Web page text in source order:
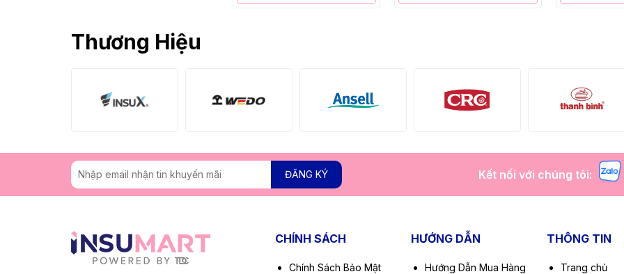
Thương Hiệu
ĐĂNG KÝ Kết nối với chúng tôi:
CHÍNH SÁCH
Chính Sách Bảo Mật
HƯỚNG DẪN
Hướng Dẫn Mua Hàng
THÔNG TIN
Trang chủ